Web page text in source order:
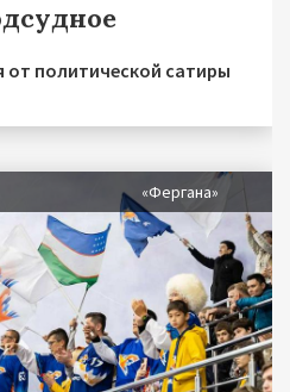
от политической сатиры
«Фергана»